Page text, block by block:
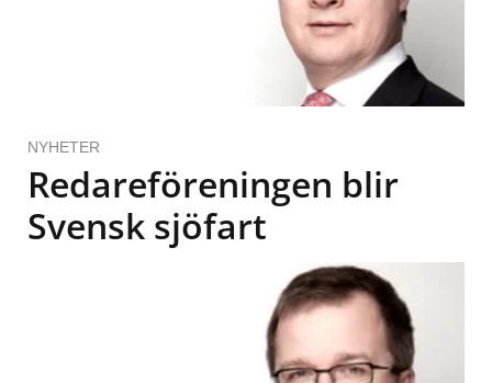
NYHETER
Redareföreningen blir
Svensk sjöfart